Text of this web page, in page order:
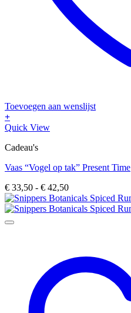
Toevoegen aan wenslijst
+
Dit
heeft
variaties.
optie
kan
gekozen
worden
Quick View
Cadeau's
Vaas “Vogel op tak” Present Time
€ 33,50 - € 42,50Prijsklasse:
€ 33,50
tot